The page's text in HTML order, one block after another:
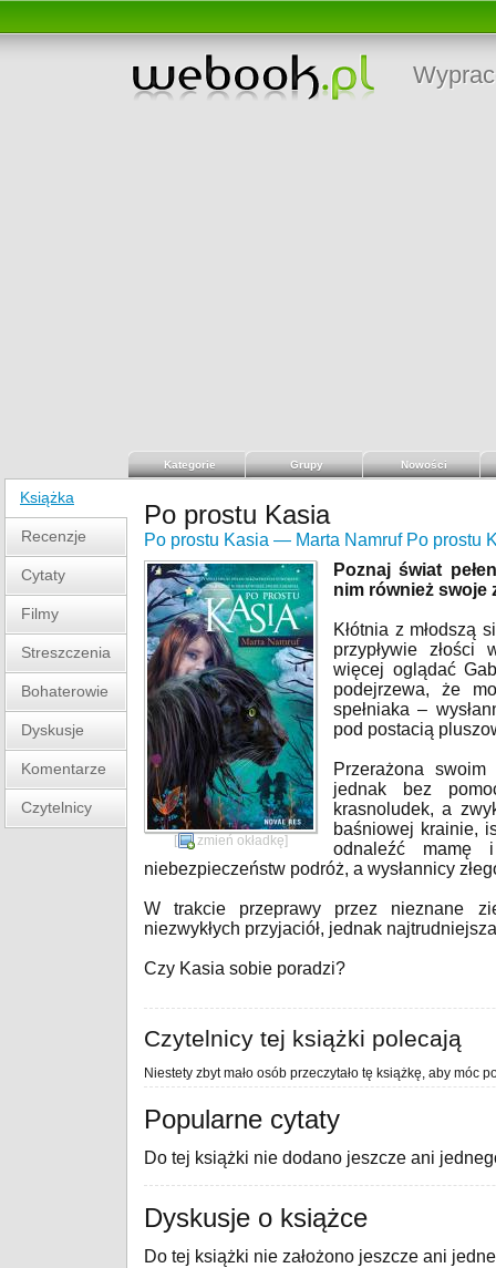
Kategorie Grupy Nowości
Książka
Recenzje
Cytaty
Filmy
Streszczenia
Bohaterowie
Dyskusje
Komentarze
Czytelnicy
Po prostu Kasia
Po prostu Kasia — Marta Namruf Po prostu
[ zmień okładkę]
Poznaj świat
nim również swoje
Kłótnia z młodszą
przypływie
więcej oglądać
podejrzewa, że
spełniaka –
pod postacią
Przerażona
jednak bez
krasnoludek, a
baśniowej krainie,
odnaleźć mamę
niebezpieczeństw podróż, a wysłannicy
W trakcie przeprawy przez nieznane
niezwykłych przyjaciół, jednak
Czy Kasia sobie poradzi?
Czytelnicy tej książki polecają
Niestety zbyt mało osób przeczytało tę książkę, aby móc
Popularne cytaty
Do tej książki nie dodano jeszcze ani
Dyskusje o książce
Do tej książki nie założono jeszcze ani